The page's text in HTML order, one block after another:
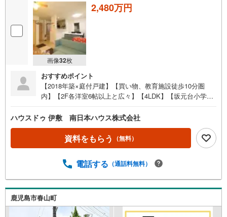
イ
ペ
画像32枚
2,480万円
おすすめポイント
【2018年築×庭付戸建】【買い物、教育施設徒歩10分圏
内】【2F各洋室6帖以上と広々】【4LDK】【坂元台小学
公園まで徒歩2分（約160m）●イチ押しポイント●・2018年
築の築浅物件・買い物や教育施設、バス、公園など徒歩10
分圏内にあり住環境良好・駐車場普通車2台、軽1台可能
（カーポート2台付）・各居室収納付・家庭菜園ができる庭
m）・坂元中学校まで徒歩9分（約700m）・玉里第二公園
まで徒歩2分（約160m）・ローソン鹿児島玉里団地店まで
徒歩4分（約310m）・南日本銀行玉里支店まで徒歩6分（約
410m）・タイヨー玉里団地店まで徒歩6分（約480m）・モ
ンキープラザまで徒歩7分（約520m）・うちの幼稚園まで
ハウスドゥ 伊敷 南日本ハウス株式会社
資料をもらう （無料）
電話する （通話料無料）
鹿児島市春山町